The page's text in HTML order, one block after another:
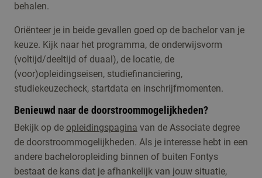
behalen.
Oriënteer je in beide gevallen goed op de bachelor van je
keuze. Kijk naar het programma, de onderwijsvorm
(voltijd/deeltijd of duaal), de locatie, de
(voor)opleidingseisen, studiefinanciering,
studiekeuzecheck, startdata en inschrijfmomenten.
Benieuwd naar de doorstroommogelijkheden?
Bekijk op de opleidingspagina van de Associate degree
de doorstroommogelijkheden. Als je interesse hebt in een
andere bacheloropleiding binnen of buiten Fontys
bestaat de kans dat je afhankelijk van jouw situatie,